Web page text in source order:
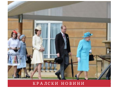
КРАЛСКИ НОВИНИ